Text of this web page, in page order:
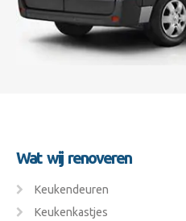
Wat wij renoveren
Keukendeuren
Keukenkastjes